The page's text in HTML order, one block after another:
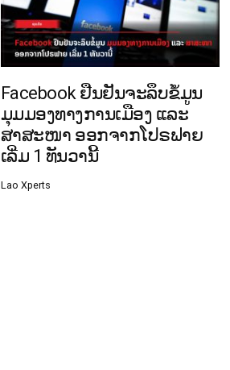
Facebook ຢືນຢັນຈະລຶບຂໍ້ມູນ
ມຸມມອງທາງການເມືອງ ແລະ
ສາສະໜາ ອອກຈາກໂປຣຟາຍ
ເລີ່ມ 1 ທັນວານີ້
Lao Xperts